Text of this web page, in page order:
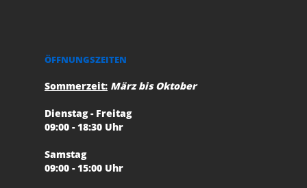
ÖFFNUNGSZEITEN
Sommerzeit: März bis Oktober
Dienstag - Freitag
09:00 - 18:30 Uhr
Samstag
09:00 - 15:00 Uhr